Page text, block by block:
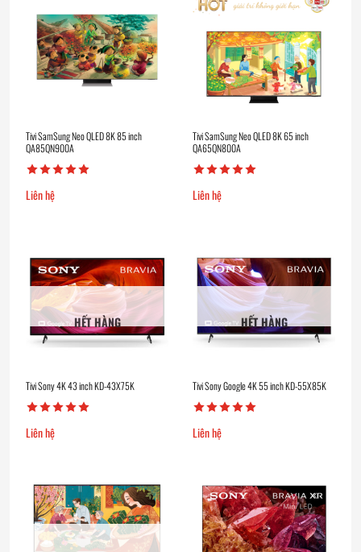
Tivi SamSung Neo QLED 8K 85 inch
QA85QN900A
Liên hệ
Tivi SamSung Neo QLED 8K 65 inch
QA65QN800A
Liên hệ
HẾT HÀNG
Tivi Sony 4K 43 inch KD-43X75K
Liên hệ
HẾT HÀNG
Tivi Sony Google 4K 55 inch KD-55X85K
Liên hệ